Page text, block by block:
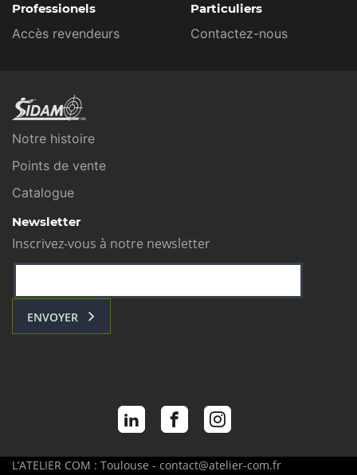
Professionels
Accès revendeurs
Particuliers
Contactez-nous
Notre histoire
Points de vente
Catalogue
Newsletter
Inscrivez-vous à notre newsletter
ENVOYER
L’ATELIER COM : Toulouse - contact@atelier-com.fr